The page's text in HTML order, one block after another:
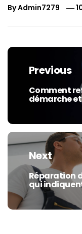
ByAdmin7279
l’article
Previous
Previous
post:
Comment
démarche
Next
Next
post:
Réparation
qui